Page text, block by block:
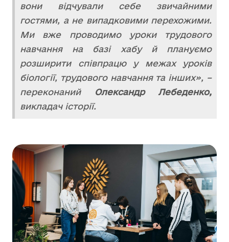
вони відчували себе звичайними
гостями, а не випадковими перехожими.
Ми вже проводимо уроки трудового
навчання на базі хабу й плануємо
розширити співпрацю у межах уроків
біології, трудового навчання та інших», –
переконаний
Олександр Лебеденко,
викладач історії.